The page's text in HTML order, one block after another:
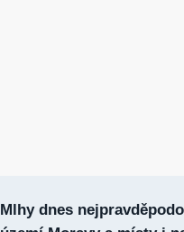
Mlhy dnes